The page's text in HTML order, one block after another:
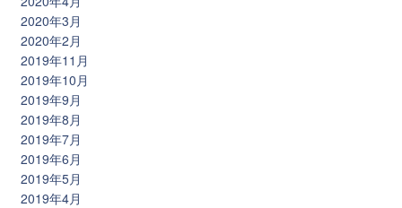
2020年3月
2020年2月
2019年11月
2019年10月
2019年9月
2019年8月
2019年7月
2019年6月
2019年5月
2019年4月